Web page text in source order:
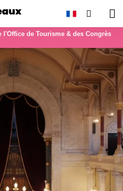
de Tourisme & des Congrès